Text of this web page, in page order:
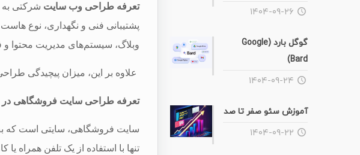
تعرفه طراحی وب سایت شرکتی به
پشتیبانی فنی و نگهداری، نوع
وبلاگ، سیستم‌های مدیریت محتوا و
علاوه بر این، میزان پیچیدگی
تعرفه طراحی سایت فروشگاهی در ۱۴۰۳ به چه عواملی بستگی دارد؟
سایت فروشگاهی، سایتی است که به
تنها با استفاده از یک تلفن همراه یا
۱۴۰۴-۰۹-۲۶
گوگل بارد (Google
Bard)
۱۴۰۴-۰۹-۲۴
آموزش سئو صفر تا صد
۱۴۰۴-۰۹-۲۲